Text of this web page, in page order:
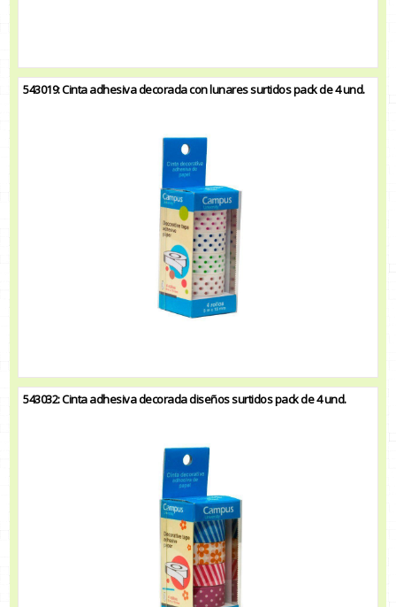
543019: Cinta adhesiva decorada con lunares surtidos pack de 4 und.
543032: Cinta adhesiva decorada diseños surtidos pack de 4 und.